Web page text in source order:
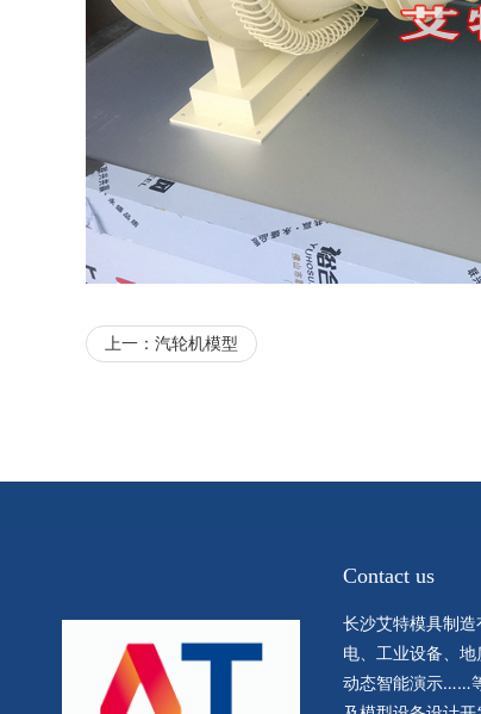
上一： 汽轮机模型
Contact us
长沙艾特模具制
电、工业设备、地
动态智能演示……